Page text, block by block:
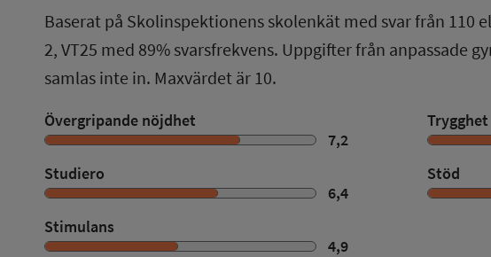
Baserat på Skolinspektionens skolenkät med svar från 110
2, VT25 med 89% svarsfrekvens. Uppgifter från anpassade
samlas inte in. Maxvärdet är 10.
Övergripande nöjdhet
7,2
Trygghet
Studiero
6,4
Stöd
Stimulans
4,9